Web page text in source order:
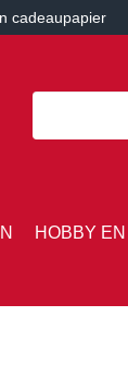
cadeaupapier
HOBBY